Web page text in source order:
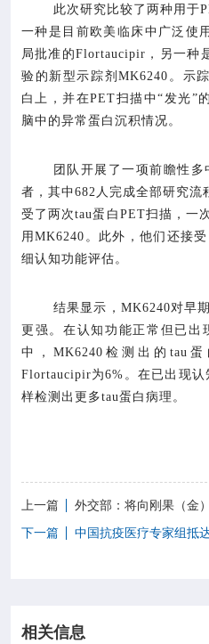
在线互动
政务公开
此次研究比较了两种用于
一种是目前欧美临床中广泛使
局批准的Flortaucipir，另一种
验的新型示踪剂MK6240。示
白上，并在PET扫描中“发光”
脑中的异常蛋白沉积情况。
团队开展了一项前瞻性
者，其中682人完成全部研究流
受了两次tau蛋白PET扫描，一
用MK6240。此外，他们还接
细认知功能评估。
结果显示，MK6240对早
更强。在认知功能正常但已出
中，MK6240检测出的tau
Flortaucipir为6%。在已出现认
样检测出更多tau蛋白病理。
上一篇
外交部：将向刚果（金
下一篇
中国抗疫医疗专家组抵
相关信息